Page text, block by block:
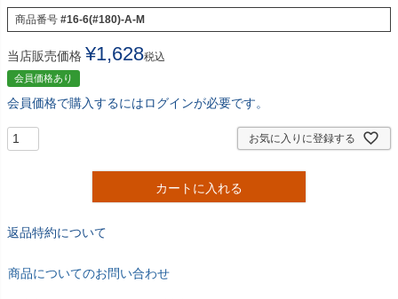
商品番号 #16-6(#180)-A-M
当店販売価格 ¥1,628税込
会員価格あり
会員価格で購入するにはログインが必要です。
お気に入りに登録する
カートに入れる
返品特約について
商品についてのお問い合わせ